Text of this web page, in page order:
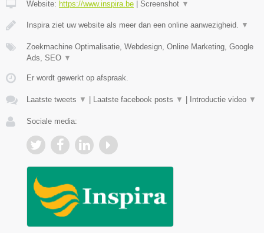
Website: https://www.inspira.be Screenshot ▼
Inspira ziet uw website als meer dan een online aanwezigheid. ▼
Zoekmachine Optimalisatie, Webdesign, Online Marketing, Google
Ads, SEO ▼
Er wordt gewerkt op afspraak.
Laatste tweets ▼ Laatste facebook posts ▼ Introductie video ▼
Sociale media: